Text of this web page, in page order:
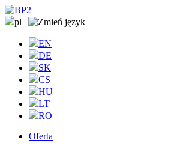
pl |
EN
DE
SK
CS
HU
LT
RO
Oferta